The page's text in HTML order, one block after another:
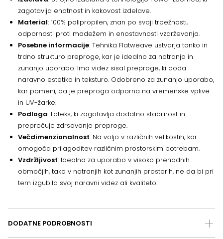
zagotavlja enotnost in kakovost izdelave.
Material: 100% polipropilen, znan po svoji trpežnosti,
odpornosti proti madežem in enostavnosti vzdrževanja.
Posebne informacije: Tehnika Flatweave ustvarja tanko in
trdno strukturo preproge, kar je idealno za notranjo in
zunanjo uporabo. Ima videz sisal preproge, ki doda
naravno estetiko in teksturo. Odobreno za zunanjo uporabo,
kar pomeni, da je preproga odporna na vremenske vplive
in UV-žarke.
Podloga: Lateks, ki zagotavlja dodatno stabilnost in
preprečuje zdrsavanje preproge.
Večdimenzionalnost: Na voljo v različnih velikostih, kar
omogoča prilagoditev različnim prostorskim potrebam.
Vzdržljivost: Idealna za uporabo v visoko prehodnih
območjih, tako v notranjih kot zunanjih prostorih, ne da bi pri
tem izgubila svoj naravni videz ali kvaliteto.
DODATNE PODROBNOSTI